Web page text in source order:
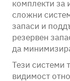
комплекти за
сложни
запаси и
резервен
да
Тези системи
видимост